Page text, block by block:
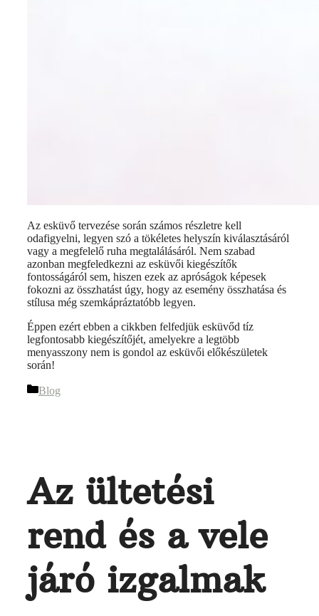
Az esküvő tervezése során számos részletre kell
odafigyelni, legyen szó a tökéletes helyszín kiválasztásáról
vagy a megfelelő ruha megtalálásáról. Nem szabad
azonban megfeledkezni az esküvői kiegészítők
fontosságáról sem, hiszen ezek az apróságok képesek
fokozni az összhatást úgy, hogy az esemény összhatása és
stílusa még szemkápráztatóbb legyen.
Éppen ezért ebben a cikkben felfedjük esküvőd tíz
legfontosabb kiegészítőjét, amelyekre a legtöbb
menyasszony nem is gondol az esküvői előkészületek
során!
Blog
Az ültetési
rend és a vele
járó izgalmak